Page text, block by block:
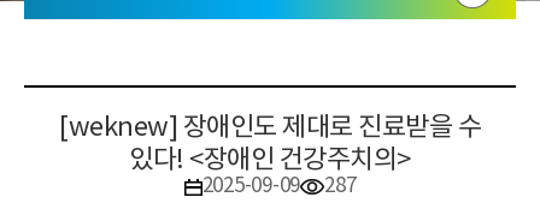
센터소식
[weknew] 장애인도 제대로 진료받을 수
있다! <장애인 건강주치의>
2025-09-09 287